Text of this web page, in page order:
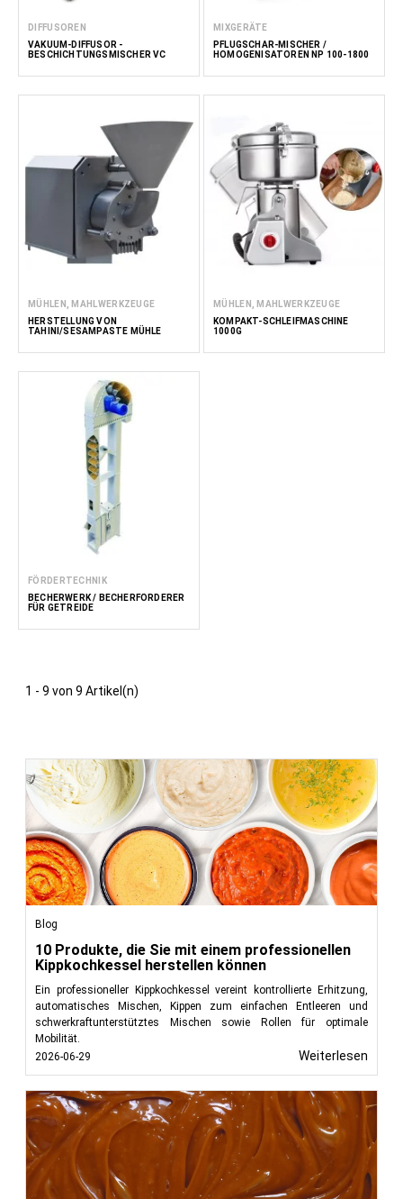
DIFFUSOREN
VAKUUM-DIFFUSOR -
BESCHICHTUNGSMISCHER VC
MIXGERÄTE
PFLUGSCHAR-MISCHER /
HOMOGENISATOREN NP 100-1800
MÜHLEN, MAHLWERKZEUGE
HERSTELLUNG VON
TAHINI/SESAMPASTE MÜHLE
MÜHLEN, MAHLWERKZEUGE
KOMPAKT-SCHLEIFMASCHINE
1000G
FÖRDERTECHNIK
BECHERWERK / BECHERFÖRDERER
FÜR GETREIDE
1 - 9 von 9 Artikel(n)
Blog
10 Produkte, die Sie mit einem professionellen
Kippkochkessel herstellen können
Ein professioneller Kippkochkessel vereint kontrollierte Erhitzung,
automatisches Mischen, Kippen zum einfachen Entleeren und
schwerkraftunterstütztes Mischen sowie Rollen für optimale
Mobilität.
2026-06-29
Weiterlesen